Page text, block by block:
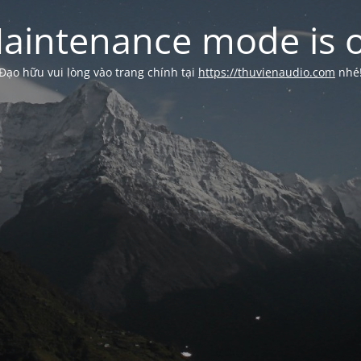
mode is
hữu vui lòng vào trang chính tại https://thuvienaudio.com